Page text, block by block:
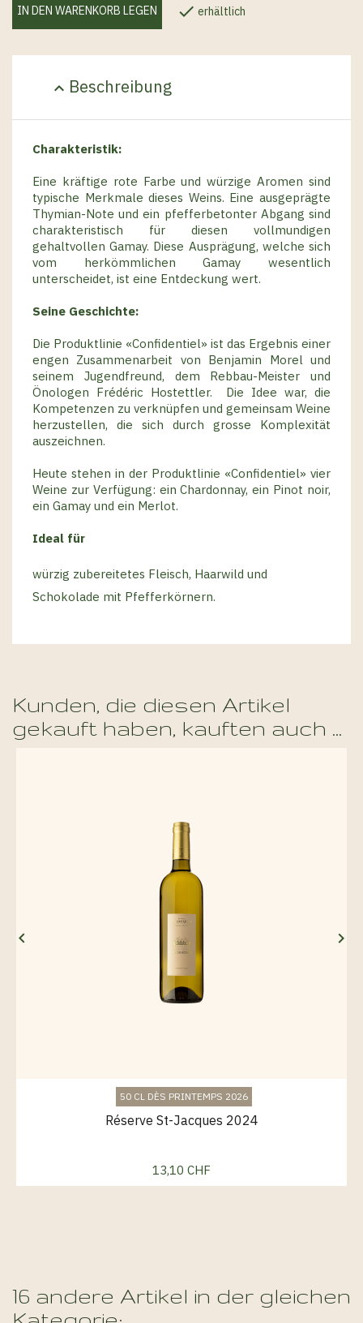
IN DEN WARENKORB LEGEN  erhältlich
expand_less Beschreibung
Charakteristik:
Eine kräftige rote Farbe und würzige Aromen sind
typische Merkmale dieses Weins. Eine ausgeprägte
Thymian-Note und ein pfefferbetonter Abgang sind
charakteristisch für diesen vollmundigen
gehaltvollen Gamay. Diese Ausprägung, welche sich
vom herkömmlichen Gamay wesentlich
unterscheidet, ist eine Entdeckung wert.
Seine Geschichte:
Die Produktlinie «Confidentiel» ist das Ergebnis einer
engen Zusammenarbeit von Benjamin Morel und
seinem Jugendfreund, dem Rebbau-Meister und
Önologen Frédéric Hostettler.
Die Idee war, die
Kompetenzen zu verknüpfen und gemeinsam Weine
herzustellen, die sich durch grosse Komplexität
auszeichnen.
Heute stehen in der Produktlinie «Confidentiel» vier
Weine zur Verfügung: ein Chardonnay, ein Pinot noir,
ein Gamay und ein Merlot.
Ideal für
würzig zubereitetes Fleisch, Haarwild und
Schokolade mit Pfefferkörnern.
Kunden, die diesen Artikel
gekauft haben, kauften auch ...
50 CL DÈS PRINTEMPS 2026
Réserve St-Jacques 2024
Preis
13,10 CHF
 
16 andere Artikel in der gleichen